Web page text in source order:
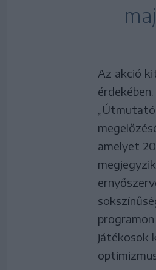
Az akció
„Útmutató
amelyet
játékosok